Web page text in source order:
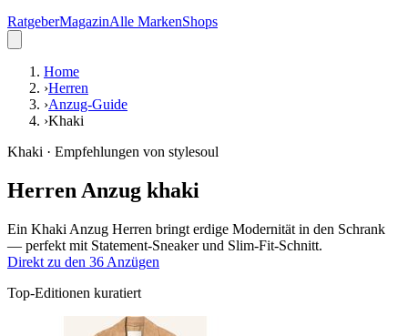
RatgeberMagazinAlle MarkenShops
Home
›Herren
›Anzug-Guide
›Khaki
Khaki · Empfehlungen von stylesoul
Herren Anzug khaki
Ein Khaki Anzug Herren bringt erdige Modernität in den Schrank
— perfekt mit Statement-Sneaker und Slim-Fit-Schnitt.
Direkt zu den 36 Anzügen
Top-Editionen kuratiert